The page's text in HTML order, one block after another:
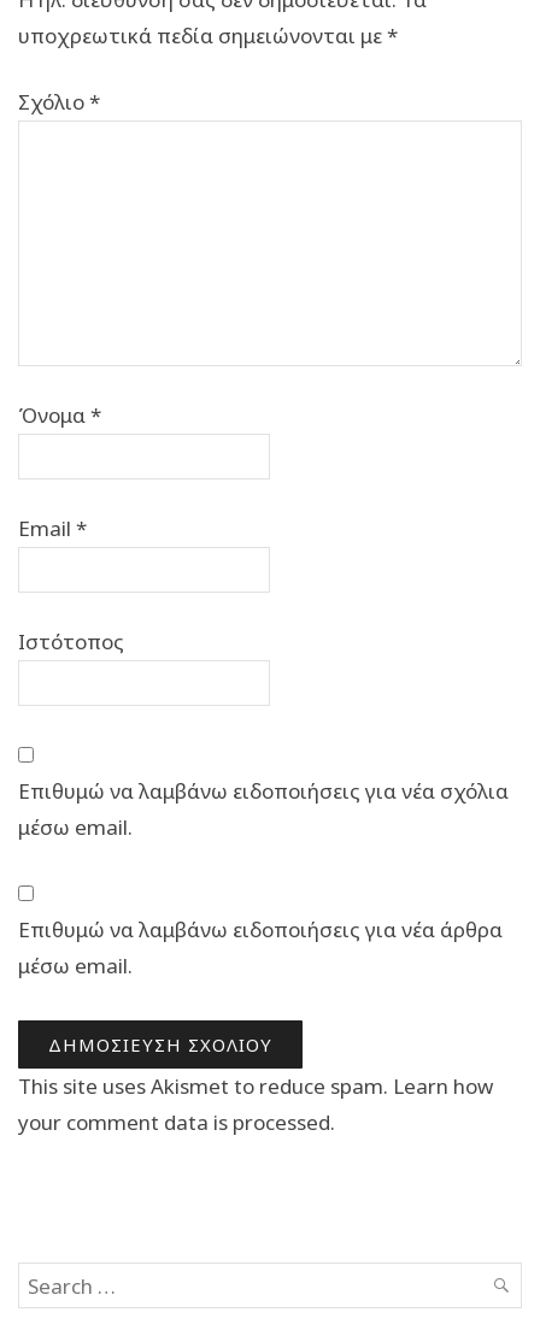
υποχρεωτικά πεδία σημειώνονται με*
Σχόλιο*
Όνομα *
Email *
Ιστότοπος
Επιθυμώ να λαμβάνω ειδοποιήσεις για νέα σχόλια
μέσω email.
Επιθυμώ να λαμβάνω ειδοποιήσεις για νέα άρθρα
μέσω email.
This site uses Akismet to reduce spam. Learn how
your comment data is processed.
Search
for: